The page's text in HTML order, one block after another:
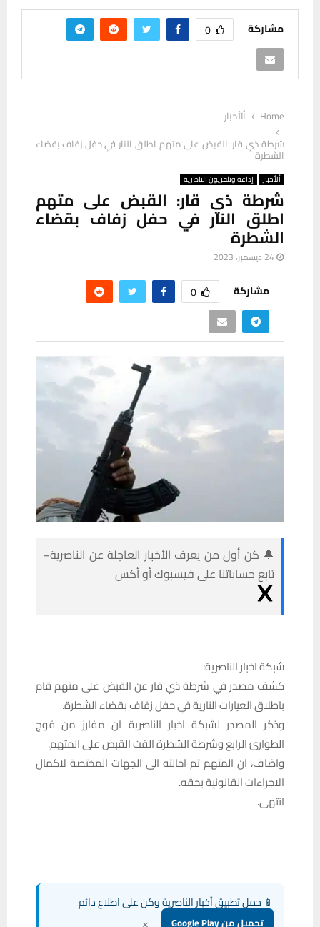
مشاركة 0
Home
ألأخبار
شرطة ذي قار: القبض على متهم اطلق النار في حفل زفاف بقضاء
الشطرة
ألأخبار إذاعة وتلفزيون الناصرية
شرطة ذي قار: القبض على متهم
اطلق النار في حفل زفاف بقضاء
الشطرة
24 ديسمبر، 2023
مشاركة 0
🔔 كن أول من يعرف الأخبار العاجلة عن الناصرية–
تابع حساباتنا على فيسبوك أو أكس
شبكة اخبار الناصرية:
كشف مصدر في شرطة ذي قار عن القبض على متهم قام
باطلاق العيارات النارية في حفل زفاف بقضاء الشطرة.
وذكر المصدر لشبكة اخبار الناصرية ان مفارز من فوج
الطوارئ الرابع وشرطة الشطرة القت القبض على المتهم.
واضاف، ان المتهم تم احالته الى الجهات المختصة لاكمال
الاجراءات القانونية بحقه.
انتهى.
📱 حمل تطبيق أخبار الناصرية وكن على اطلاع دائم
تحميل من Google Play